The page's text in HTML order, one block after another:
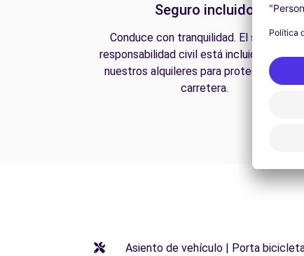
Seguro incluido
Conduce con tranquilidad. El seguro de
responsabilidad civil está incluido en
nuestros alquileres para protegerte en la
carretera.
Asiento de vehículo | Porta